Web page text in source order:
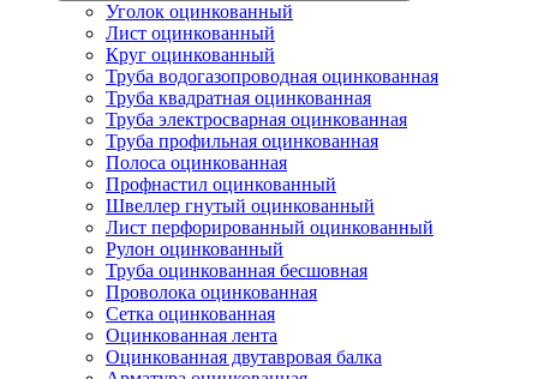
Уголок оцинкованный
Лист оцинкованный
Круг оцинкованный
Труба водогазопроводная оцинкованная
Труба квадратная оцинкованная
Труба электросварная оцинкованная
Труба профильная оцинкованная
Полоса оцинкованная
Профнастил оцинкованный
Швеллер гнутый оцинкованный
Лист перфорированный оцинкованный
Рулон оцинкованный
Труба оцинкованная бесшовная
Проволока оцинкованная
Сетка оцинкованная
Оцинкованная лента
Оцинкованная двутавровая балка